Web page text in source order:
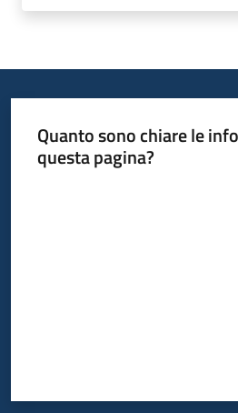
Quanto sono chiare le
questa pagina?